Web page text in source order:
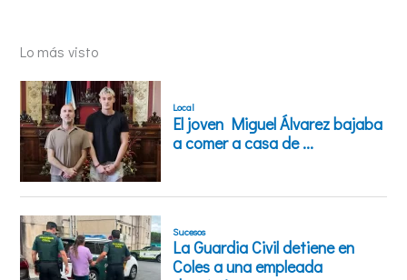
Lo más visto